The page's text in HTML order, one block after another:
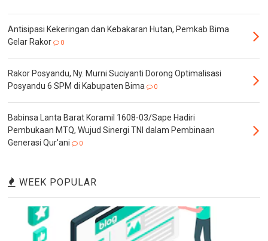
Antisipasi Kekeringan dan Kebakaran Hutan, Pemkab Bima
Gelar Rakor
0
Rakor Posyandu, Ny. Murni Suciyanti Dorong Optimalisasi
Posyandu 6 SPM di Kabupaten Bima
0
Babinsa Lanta Barat Koramil 1608-03/Sape Hadiri
Pembukaan MTQ, Wujud Sinergi TNI dalam Pembinaan
Generasi Qur'ani
0
WEEK POPULAR